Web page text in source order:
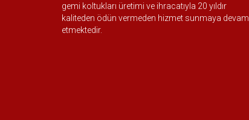
gemi koltukları üretimi ve ihracatıyla 20 yıldır
kaliteden ödün vermeden hizmet sunmaya devam
etmektedir.